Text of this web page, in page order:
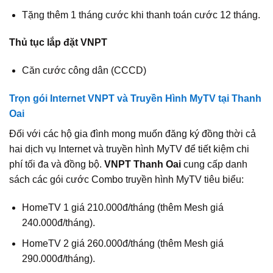
Tặng thêm 1 tháng cước khi thanh toán cước 12 tháng.
Thủ tục lắp đặt VNPT
Căn cước công dân (CCCD)
Trọn gói Internet VNPT và Truyền Hình MyTV tại Thanh
Oai
Đối với các hộ gia đình mong muốn đăng ký đồng thời cả
hai dịch vụ Internet và truyền hình MyTV để tiết kiệm chi
phí tối đa và đồng bộ. VNPT Thanh Oai cung cấp danh
sách các gói cước Combo truyền hình MyTV tiêu biểu:
HomeTV 1 giá 210.000đ/tháng (thêm Mesh giá
240.000đ/tháng).
HomeTV 2 giá 260.000đ/tháng (thêm Mesh giá
290.000đ/tháng).